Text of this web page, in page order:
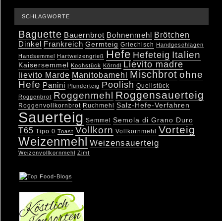
SCHLAGWORTE
Baguette Bauernbrot Bohnenmehl Brötchen
Dinkel Frankreich Germteig Griechisch
Handgeschlagen
Handsemmel
Hartweizengrieß Hefe Hefeteig Italien
Kaisersemmel Kochstück Körndl Lievito madre
lievito Marde Manitobamehl Mischbrot ohne
Hefe Panini Plunderteig Poolish Quellstück
Roggenbrot Roggenmehl Roggensauerteig
Roggenvollkornbrot Ruchmehl Salz-Hefe-Verfahren
Sauerteig Semmel Semola di Grano Duro
T65 Tipo 0 Toast Vollkorn Vollkornmehl Vorteig
Weizenmehl Weizensauerteig
Weizenvollkornmehl Zimt